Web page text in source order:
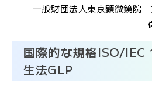
研修・セミナー
公益事業
一般財団法人東京顕微鏡院
国際的な規格ISO/
生法GLP